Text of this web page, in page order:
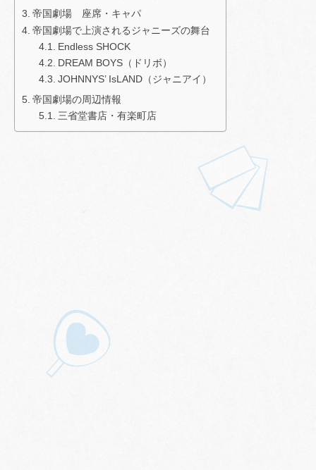
帝国劇場 座席・キャパ
帝国劇場で上演されるジャニーズの舞台
Endless SHOCK
DREAM BOYS（ドリボ）
JOHNNYS’ IsLAND（ジャニアイ）
帝国劇場の周辺情報
三省堂書店・有楽町店